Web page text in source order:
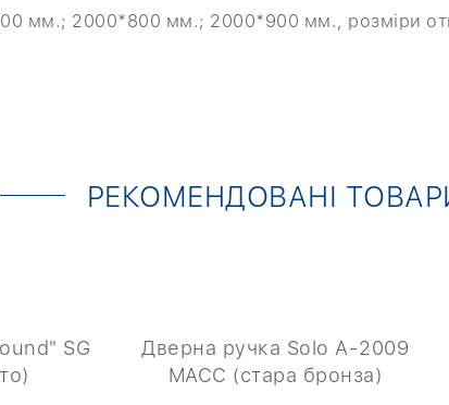
мм.; 2000*800 мм.; 2000*900 мм., розміри
РЕКОМЕНДОВАНІ
SG
Дверна ручка Solo A-2009
MACC (стара бронза)